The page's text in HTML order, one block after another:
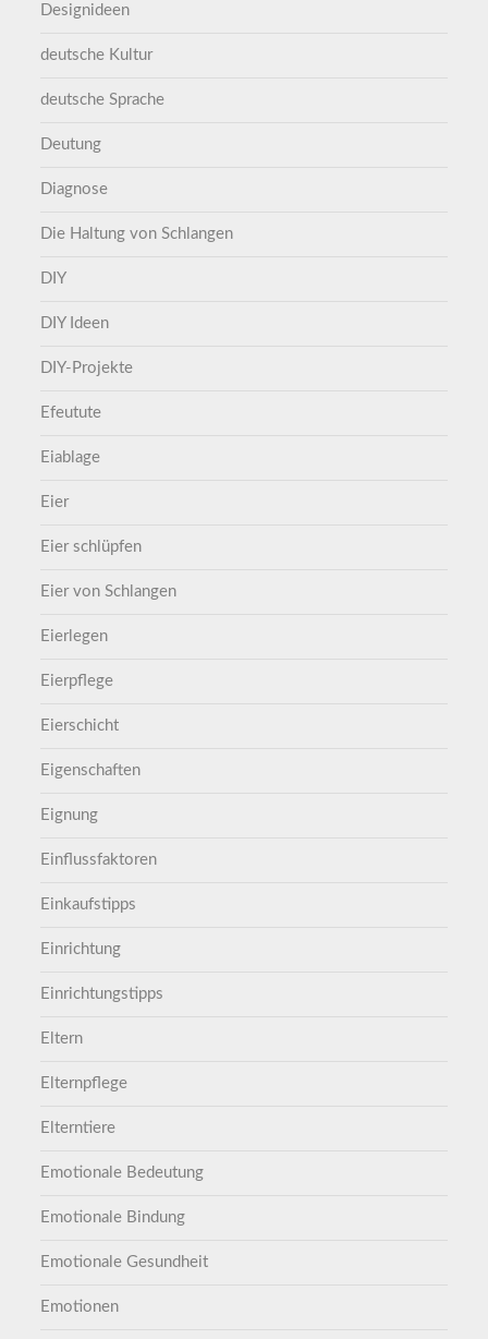
Designideen
deutsche Kultur
deutsche Sprache
Deutung
Diagnose
Die Haltung von Schlangen
DIY
DIY Ideen
DIY-Projekte
Efeutute
Eiablage
Eier
Eier schlüpfen
Eier von Schlangen
Eierlegen
Eierpflege
Eierschicht
Eigenschaften
Eignung
Einflussfaktoren
Einkaufstipps
Einrichtung
Einrichtungstipps
Eltern
Elternpflege
Elterntiere
Emotionale Bedeutung
Emotionale Bindung
Emotionale Gesundheit
Emotionen